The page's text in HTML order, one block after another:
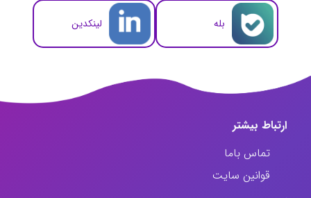
بله لینکدین
ارتباط‌ بیشتر
تماس باما
قوانین سایت